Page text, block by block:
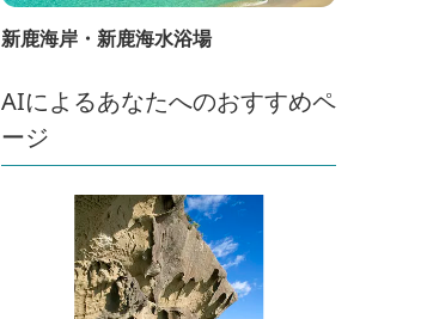
新鹿海岸・新鹿海水浴場
AIによるあなたへのおすすめペ
ージ